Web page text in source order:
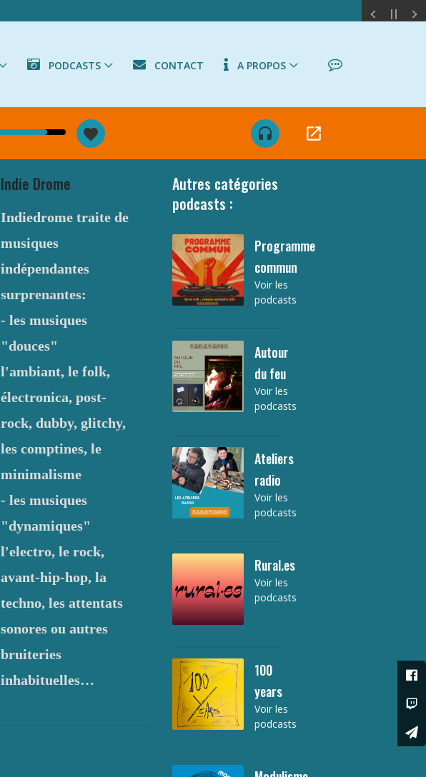
PODCASTS CONTACT A PROPOS
favorite headset open_in_new
Indie Drome
Indiedrome traite de
musiques
indépendantes
surprenantes:
- les musiques
"douces"
l'ambiant, le folk,
électronica, post-
rock, dubby, glitchy,
les comptines, le
minimalisme
- les musiques
"dynamiques"
l'electro, le rock,
avant-hip-hop, la
techno, les attentats
sonores ou autres
bruiteries
inhabituelles…
Autres catégories
podcasts :
Programme
commun
Voir les
podcasts
Autour
du feu
Voir les
podcasts
Ateliers
radio
Voir les
podcasts
Rural.es
Voir les
podcasts
100
years
Voir les
podcasts